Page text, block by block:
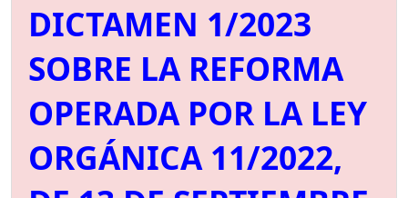
DICTAMEN 1/2023
SOBRE LA REFORMA
OPERADA POR LA LEY
ORGÁNICA 11/2022,